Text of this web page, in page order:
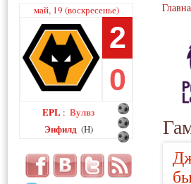
май, 19 (воскресенье)
2
0
EPL : Вулвз
Энфилд (H)